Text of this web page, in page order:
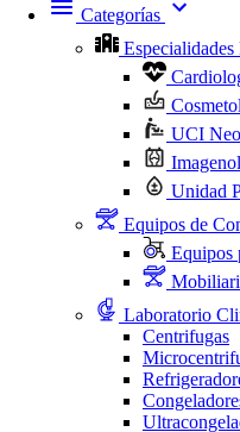
Categorías
Especialidades
UCI
Unidad
Equipos de
Equipos
Laboratorio
Centrifugas